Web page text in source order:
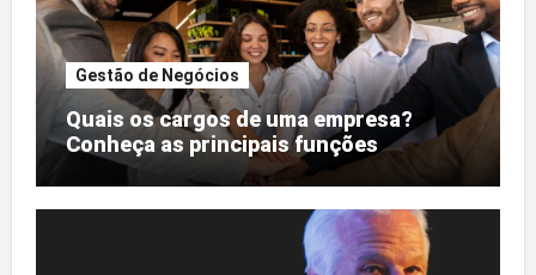
Gestão de Negócios
Quais os cargos de uma empresa?
Conheça as principais funções